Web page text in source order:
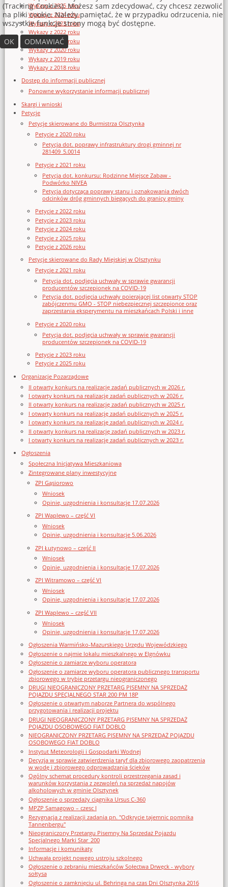
Wykazy z 2025 roku
Wykazy z 2024 roku
Wykazy z 2023 roku
Wykazy z 2022 roku
Wykazy z 2021 roku
Wykazy z 2020 roku
Wykazy z 2019 roku
Wykazy z 2018 roku
Dostęp do informacji publicznej
Ponowne wykorzystanie informacji publicznej
Skargi i wnioski
Petycje
Petycje skierowane do Burmistrza Olsztynka
Petycje z 2020 roku
Petycja dot. poprawy infrastruktury drogi gminnej nr
281409_5.0014
Petycje z 2021 roku
Petycja dot. konkursu: Rodzinne Miejsce Zabaw -
Podwórko NIVEA
Petycja dotycząca poprawy stanu i oznakowania dwóch
odcinków dróg gminnych biegących do granicy gminy
Petycje z 2022 roku
Petycje z 2023 roku
Petycje z 2024 roku
Petycje z 2025 roku
Petycje z 2026 roku
Petycje skierowane do Rady Miejskiej w Olsztynku
Petycje z 2021 roku
Petycja dot. podjęcia uchwały w sprawie gwarancji
producentów szczepionek na COVID-19
Petycja dot. podjęcia uchwały poierającej list otwarty STOP
zabójczenmu GMO - STOP niebezpiecznej szczepionce oraz
zaprzestania eksperymentu na mieszkańcach Polski i inne
Petycje z 2020 roku
Petycja dot. podjęcia uchwały w sprawie gwarancji
producentów szczepionek na COVID-19
Petycje z 2023 roku
Petycje z 2025 roku
Organizacje Pozarządowe
II otwarty konkurs na realizację zadań publicznych w 2026 r.
I otwarty konkurs na realizację zadań publicznych w 2026 r.
II otwarty konkurs na realizację zadań publicznych w 2025 r.
I otwarty konkurs na realizację zadań publicznych w 2025 r.
I otwarty konkurs na realizację zadań publicznych w 2024 r.
II otwarty konkurs na realizację zadań publicznych w 2023 r.
I otwarty konkurs na realizację zadań publicznych w 2023 r.
Ogłoszenia
Społeczna Inicjatywa Mieszkaniowa
Zintegrowane plany inwestycyjne
ZPI Gąsiorowo
Wniosek
Opinie, uzgodnienia i konsultacje 17.07.2026
ZPI Waplewo – część VI
Wniosek
Opinie, uzgodnienia i konsultacje 5.06.2026
ZPI Łutynowo – część II
Wniosek
Opinie, uzgodnienia i konsultacje 17.07.2026
ZPI Witramowo – część VI
Wniosek
Opinie, uzgodnienia i konsultacje 17.07.2026
ZPI Waplewo – część VII
Wniosek
Opinie, uzgodnienia i konsultacje 17.07.2026
Ogłoszenia Warmińsko-Mazurskiego Urzędu Wojewódzkiego
Ogłoszenie o najmie lokalu mieszkalnego w Elgnówku
Ogłoszenie o zamiarze wyboru operatora
Ogłoszenie o zamiarze wyboru operatora publicznego transportu
zbiorowego w trybie przetargu nieograniczonego
DRUGI NIEOGRANICZONY PRZETARG PISEMNY NA SPRZEDAŻ
POJAZDU SPECJALNEGO STAR 200 PM 18P
Ogłoszenie o otwartym naborze Partnera do wspólnego
przygotowania i realizacji projektu
DRUGI NIEOGRANICZONY PRZETARG PISEMNY NA SPRZEDAŻ
POJAZDU OSOBOWEGO FIAT DOBLO
NIEOGRANICZONY PRZETARG PISEMNY NA SPRZEDAŻ POJAZDU
OSOBOWEGO FIAT DOBLO
Instytut Meteorologii i Gospodarki Wodnej
Decyzja w sprawie zatwierdzenia taryf dla zbiorowego zaopatrzenia
w wodę i zbiorowego odprowadzania ścieków
Ogólny schemat procedury kontroli przestrzegania zasad i
warunków korzystania z zezwoleń na sprzedaż napojów
alkoholowych w gminie Olsztynek
Ogłoszenie o sprzedaży ciągnika Ursus C-360
MPZP Samagowo – czesc I
Rezygnacja z realizacji zadania pn. "Odkrycie tajemnic pomnika
Tannenbergu"
Nieograniczony Przetargu Pisemny Na Sprzedaż Pojazdu
Specjalnego Marki Star_200
Informacje i komunikaty
Uchwała projekt nowego ustroju szkolnego
Ogłoszenie o zebraniu mieszkańców Sołectwa Drwęck - wybory
sołtysa
Ogłoszenie o zamknięciu ul. Behringa na czas Dni Olsztynka 2016
(Tracking Cookies). Możesz sam zdecydować, czy chcesz zezwolić
na pliki cookie. Należy pamiętać, że w przypadku odrzucenia, nie
wszystkie funkcje strony mogą być dostępne.
OK
ODMAWIAĆ